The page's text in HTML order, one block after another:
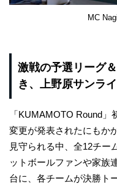
MC
激戦の予選リーグ
き、上野原サンラ
「KUMAMOTO Round
変更が発表されたにもか
見守られる中、全12チー
ットボールファンや家族
台に、各チームが決勝ト